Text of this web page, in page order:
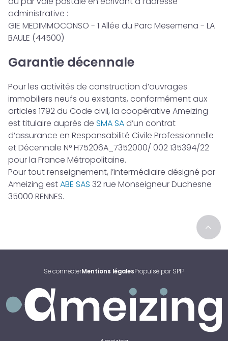
administrative :
GIE MEDIMMOCONSO - 1 Allée du Parc Mesemena - LA
BAULE (44500)
Garantie décennale
Pour les activités de construction d’ouvrages
immobiliers neufs ou existants, conformément aux
articles 1792 du Code civil, la coopérative Ameizing
est titulaire auprès deSMA SAd’un contrat
d’assurance en Responsabilité Civile Professionnelle
et Décennale N° H75206A_7352000/ 002 135394/22
pour la France Métropolitaine.
Pour tout renseignement, l’intermédiaire désigné par
Ameizing estABE SAS 32 rue Monseigneur Duchesne
35000 RENNES.
>
Se connecterMentions légalesPropulsé par SPIP